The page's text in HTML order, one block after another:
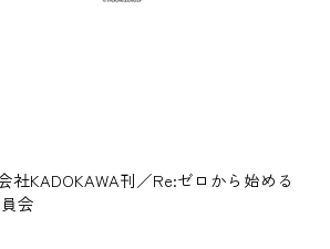
KADOKAWA刊／Re:ゼロから始める
会